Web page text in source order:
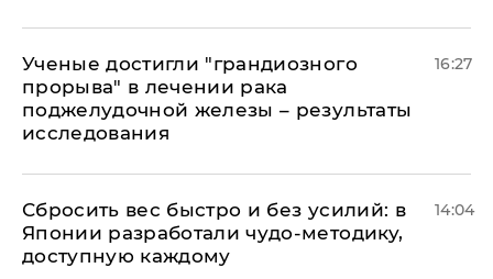
Ученые достигли "грандиозного
прорыва" в лечении рака
поджелудочной железы – результаты
исследования
16:27
Сбросить вес быстро и без усилий: в
Японии разработали чудо-методику,
доступную каждому
14:04